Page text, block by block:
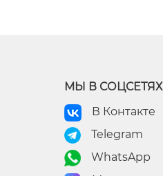
МЫ В СОЦСЕТЯХ
В Контакте
Telegram
WhatsApp